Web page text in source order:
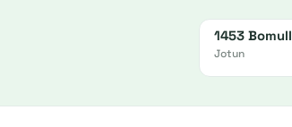
1453 Bomull
Jotun